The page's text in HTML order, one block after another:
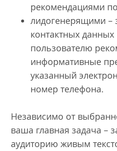
рекомендациями
лидогенерящими –
контактных
пользователю
информативные
указанный
номер телефона.
Независимо от
ваша главная задача –
аудиторию живым